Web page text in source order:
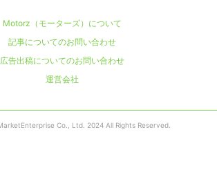
Motorz（モーターズ）について
記事についてのお問い合わせ
広告出稿についてのお問い合わせ
運営会社
Co., Ltd. 2024 All Rights Reserved.